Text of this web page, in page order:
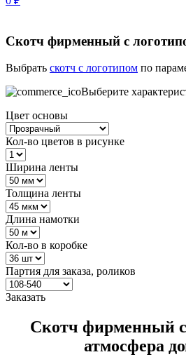
Скотч фирменный с
Выбрать скотч с логотипом по
Выберите
Цвет основы
Кол-во цветов в рисунке
Ширина ленты
Толщина ленты
Длина намотки
Кол-во в коробке
Партия для заказа, роликов
Заказать
Скотч фирменный
атмосфера